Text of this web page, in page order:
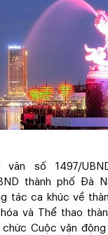
văn số 1497/
thành phố Đà
tác ca khúc về
và Thể thao
Cuộc vận